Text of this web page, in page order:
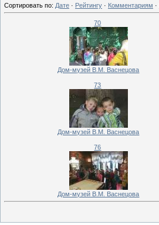
Сортировать по: Дате · Рейтингу · Комментариям ·
70
Дом-музей В.М. Васнецова
73
Дом-музей В.М. Васнецова
76
Дом-музей В.М. Васнецова